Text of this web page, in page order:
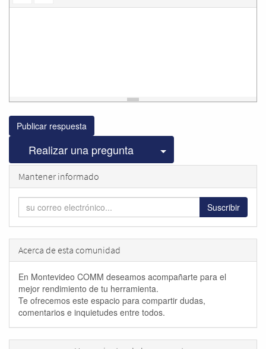
Publicar respuesta
Realizar una pregunta Seleccionar
Mantener informado
Suscribir
Acerca de esta comunidad
En Montevideo COMM deseamos acompañarte para el
mejor rendimiento de tu herramienta.
Te ofrecemos este espacio para compartir dudas,
comentarios e inquietudes entre todos.